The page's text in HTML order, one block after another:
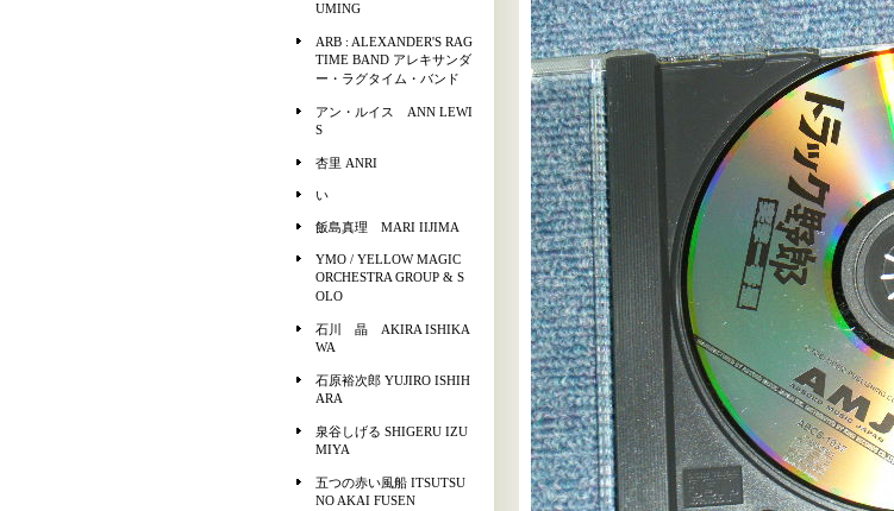
UMING
ARB : ALEXANDER'S RAG
TIME BAND アレキサンダ
ー・ラグタイム・バンド
アン・ルイス ANN LEWI
S
杏里 ANRI
い
飯島真理 MARI IIJIMA
YMO / YELLOW MAGIC
ORCHESTRA GROUP & S
OLO
石川 晶 AKIRA ISHIKA
WA
石原裕次郎 YUJIRO ISHIH
ARA
泉谷しげる SHIGERU IZU
MIYA
五つの赤い風船 ITSUTSU
NO AKAI FUSEN